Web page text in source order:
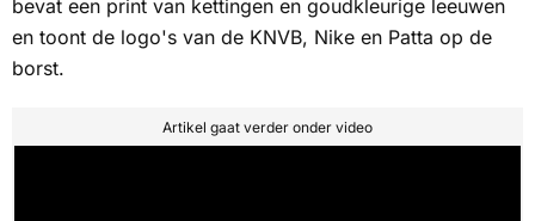
bevat een print van kettingen en goudkleurige leeuwen
en toont de logo's van de KNVB, Nike en Patta op de
borst.
Artikel gaat verder onder video